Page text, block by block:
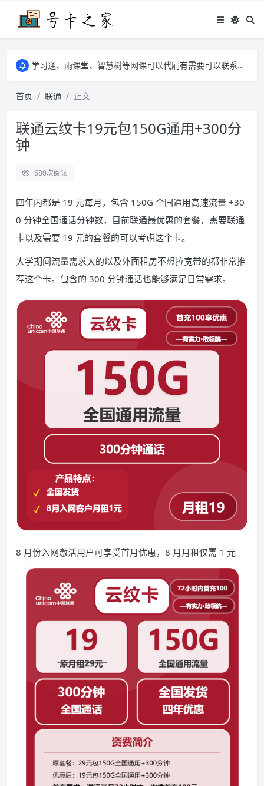
学习通、雨课堂、智慧树等网课可以代刷有需要可以联系邮箱i@tuzi.la
学习通、雨课堂、智慧树等网课可以代刷有需要可以联系邮箱i@tuzi.la
首页
联通 正文
联通云纹卡19元包150G通用+300分
钟
680次阅读
四年内都是 19 元每月，包含 150G 全国通用高速流量 +30
0 分钟全国通话分钟数，目前联通最优惠的套餐，需要联通
卡以及需要 19 元的套餐的可以考虑这个卡。
大学期间流量需求大的以及外面租房不想拉宽带的都非常推
荐这个卡。包含的 300 分钟通话也能够满足日常需求。
8 月份入网激活用户可享受首月优惠，8 月月租仅需 1 元